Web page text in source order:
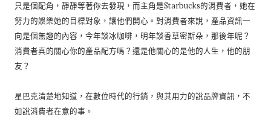
只是個配角，靜靜等著你去發現，而主角是Starbucks的消費者，她在
努力的娛樂她的目標對象，讓他們開心。對消費者來說，產品資訊一
向是個無趣的內容，今年談冰咖啡，明年談香草密斯朵，那後年呢？
消費者真的關心你的產品配方嗎？還是他關心的是他的人生，他的朋
友？
星巴克清楚地知道，在數位時代的行銷，與其用力的說品牌資訊，不
如說消費者在意的事。